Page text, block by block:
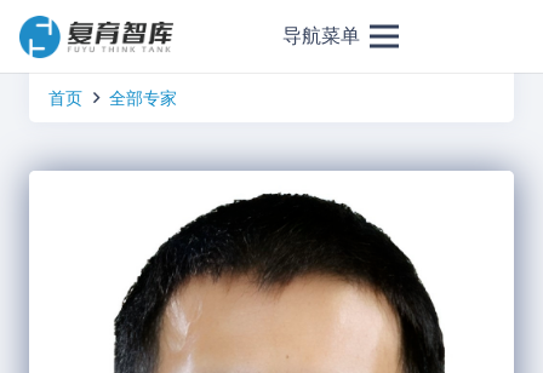
导航菜单
首页 全部专家